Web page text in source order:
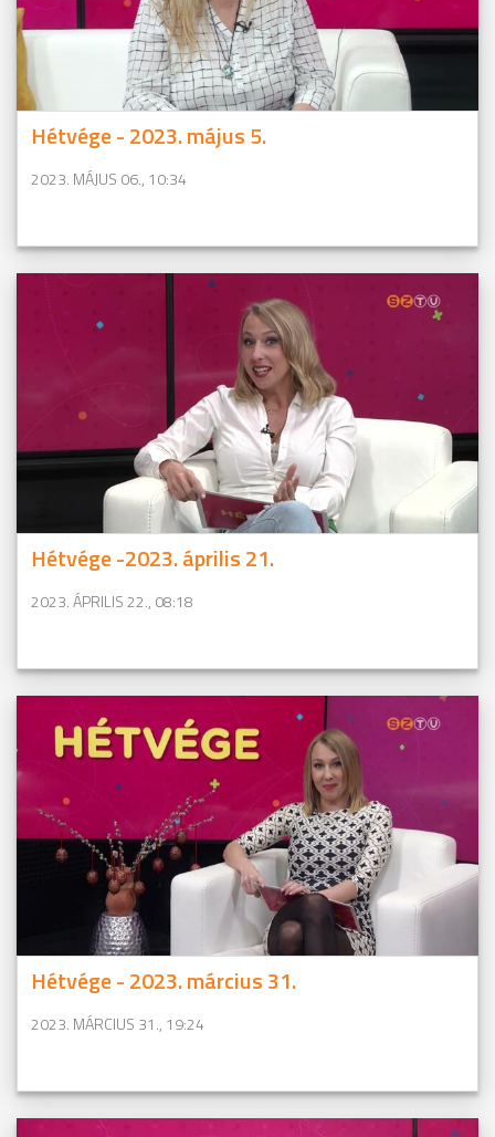
Hétvége - 2023. május 5.
2023. MÁJUS 06., 10:34
Hétvége -2023. április 21.
2023. ÁPRILIS 22., 08:18
Hétvége - 2023. március 31.
2023. MÁRCIUS 31., 19:24